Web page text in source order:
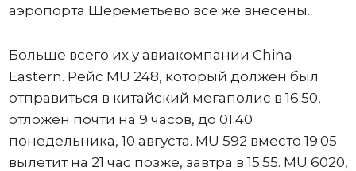
аэропорта Шереметьево все же внесены.
Больше всего их у авиакомпании China
Eastern. Рейс MU 248, который должен был
отправиться в китайский мегаполис в 16:50,
отложен почти на 9 часов, до 01:40
понедельника, 10 августа. MU 592 вместо 19:05
вылетит на 21 час позже, завтра в 15:55. MU 6020,